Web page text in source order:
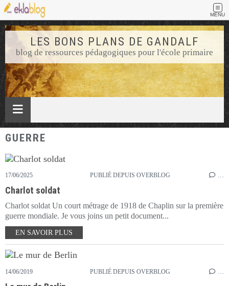
MENU
LES BONS PLANS DE GANDALF
blog de ressources pédagogiques pour l'école primaire
GUERRE
17/06/2025 PUBLIÉ DEPUIS OVERBLOG …
Charlot soldat
Charlot soldat Un court métrage de 1918 de Chaplin sur la première
guerre mondiale. Je vous joins un petit document...
EN SAVOIR PLUS
14/06/2019 PUBLIÉ DEPUIS OVERBLOG